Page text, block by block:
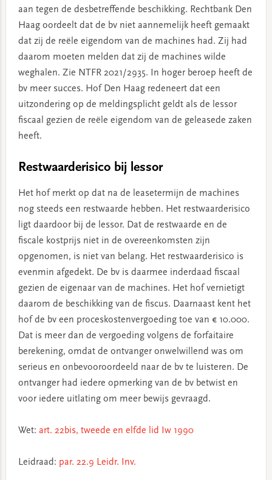
aan tegen de desbetreffende beschikking. Rechtbank Den
Haag oordeelt dat de bv niet aannemelijk heeft gemaakt
dat zij de reële eigendom van de machines had. Zij had
daarom moeten melden dat zij de machines wilde
weghalen. Zie NTFR 2021/2935. In hoger beroep heeft de
bv meer succes. Hof Den Haag redeneert dat een
uitzondering op de meldingsplicht geldt als de lessor
fiscaal gezien de reële eigendom van de geleasede zaken
heeft.
Restwaarderisico bij lessor
Het hof merkt op dat na de leasetermijn de machines
nog steeds een restwaarde hebben. Het restwaarderisico
ligt daardoor bij de lessor. Dat de restwaarde en de
fiscale kostprijs niet in de overeenkomsten zijn
opgenomen, is niet van belang. Het restwaarderisico is
evenmin afgedekt. De bv is daarmee inderdaad fiscaal
gezien de eigenaar van de machines. Het hof vernietigt
daarom de beschikking van de fiscus. Daarnaast kent het
hof de bv een proceskostenvergoeding toe van € 10.000.
Dat is meer dan de vergoeding volgens de forfaitaire
berekening, omdat de ontvanger onwelwillend was om
serieus en onbevooroordeeld naar de bv te luisteren. De
ontvanger had iedere opmerking van de bv betwist en
voor iedere uitlating om meer bewijs gevraagd.
Wet: art. 22bis, tweede en elfde lid Iw 1990
Leidraad: par. 22.9 Leidr. Inv.